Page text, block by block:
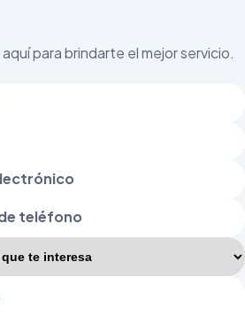
y firmamos un convenio de
de todo el proceso operativo, sin
para brindarte el mejor servicio.